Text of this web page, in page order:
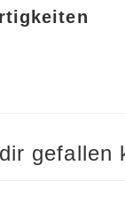
gefallen